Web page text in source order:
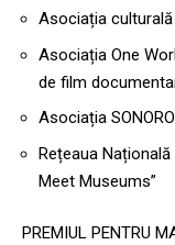
Asociația culturală
Asociația One
de film
Asociația
Rețeaua
Meet Museums”
PREMIUL PENTRU